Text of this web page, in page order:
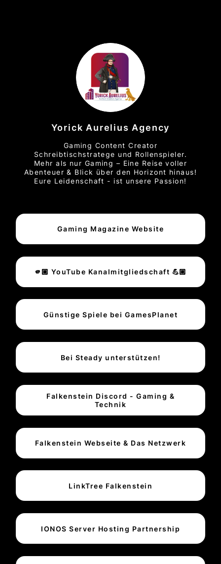
Yorick Aurelius Agency
Gaming Content Creator
Schreibtischstratege und Rollenspieler.
Mehr als nur Gaming – Eine Reise voller
Abenteuer & Blick über den Horizont hinaus!
Eure Leidenschaft - ist unsere Passion!
Gaming Magazine Website
🫵🏼 YouTube Kanalmitgliedschaft 💪🏼
Günstige Spiele bei GamesPlanet
Bei Steady unterstützen!
Falkenstein Discord - Gaming &
Technik
Falkenstein Webseite & Das Netzwerk
LinkTree Falkenstein
IONOS Server Hosting Partnership